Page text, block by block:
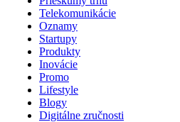
Telekomunikácie
Oznamy
Startupy
Produkty
Inovácie
Promo
Lifestyle
Blogy
Digitálne zručnosti